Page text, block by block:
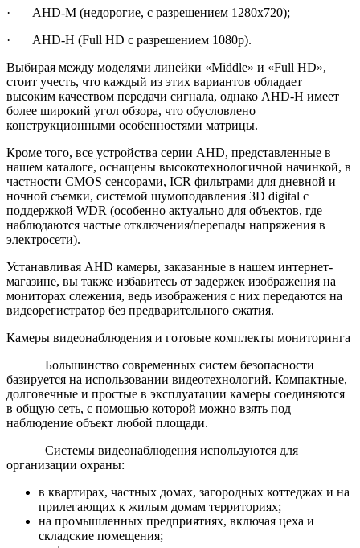
· AHD-M (недорогие, с разрешением 1280х720);
· AHD-H (Full HD с разрешением 1080р).
Выбирая между моделями линейки «Middle» и «Full HD»,
стоит учесть, что каждый из этих вариантов обладает
высоким качеством передачи сигнала, однако AHD-H имеет
более широкий угол обзора, что обусловлено
конструкционными особенностями матрицы.
Кроме того, все устройства серии AHD, представленные в
нашем каталоге, оснащены высокотехнологичной начинкой, в
частности CMOS сенсорами, ICR фильтрами для дневной и
ночной съемки, системой шумоподавления 3D digital с
поддержкой WDR (особенно актуально для объектов, где
наблюдаются частые отключения/перепады напряжения в
электросети).
Устанавливая AHD камеры, заказанные в нашем интернет-
магазине, вы также избавитесь от задержек изображения на
мониторах слежения, ведь изображения с них передаются на
видеорегистратор без предварительного сжатия.
Камеры видеонаблюдения и готовые комплекты мониторинга
Большинство современных систем безопасности
базируется на использовании видеотехнологий. Компактные,
долговечные и простые в эксплуатации камеры соединяются
в общую сеть, с помощью которой можно взять под
наблюдение объект любой площади.
Системы видеонаблюдения используются для
организации охраны:
в квартирах, частных домах, загородных коттеджах и на
прилегающих к жилым домам территориях;
на промышленных предприятиях, включая цеха и
складские помещения;